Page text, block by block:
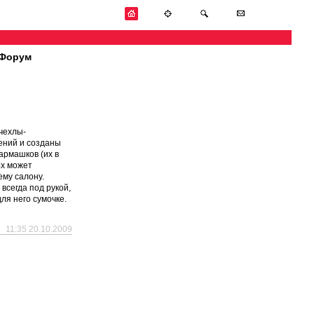
и созданы
(их в
может
салону.
под рукой,
него сумочке.
11:35 20.10.2009